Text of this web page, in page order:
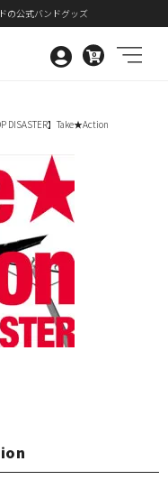
の公式バンドグッズ
0
DISASTER】Take★Action